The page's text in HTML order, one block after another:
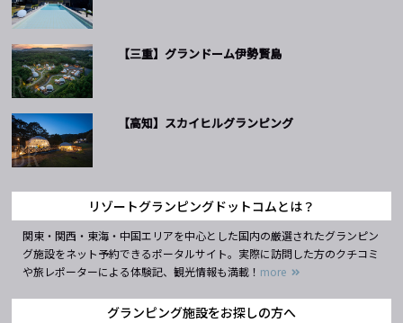
【三重】グランドーム伊勢賢島
【高知】スカイヒルグランピング
リゾートグランピングドットコムとは？
関東・関西・東海・中国エリアを中心とした国内の厳選されたグランピン
グ施設をネット予約できるポータルサイト。実際に訪問した方のクチコミ
や旅レポーターによる体験記、観光情報も満載！ more
グランピング施設をお探しの方へ